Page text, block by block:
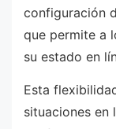
configuración
que permite a
su estado en
Esta
situaciones en